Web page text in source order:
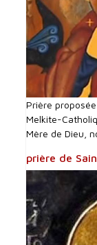
Prière
Melkite-
Mère de Dieu,
prière de